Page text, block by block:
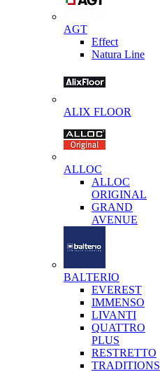
AGT
Effect
Natura Line
ALIX FLOOR
ALLOC
ALLOC
ORIGINAL
GRAND
AVENUE
BALTERIO
EVEREST
IMMENSO
LIVANTI
QUATTRO
PLUS
RESTRETTO
TRADITIONS